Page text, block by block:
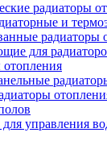
радиаторы
и
радиаторы
для
для управления